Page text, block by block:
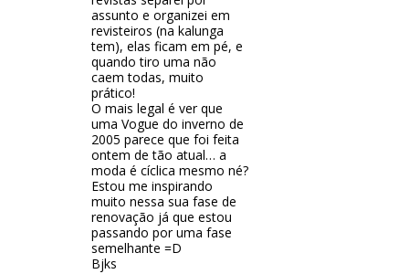
assunto e organizei em
revisteiros (na kalunga
tem), elas ficam em pé, e
quando tiro uma não
caem todas, muito
prático!
O mais legal é ver que
uma Vogue do inverno de
2005 parece que foi feita
ontem de tão atual… a
moda é cíclica mesmo né?
Estou me inspirando
muito nessa sua fase de
renovação já que estou
passando por uma fase
semelhante =D
Bjks